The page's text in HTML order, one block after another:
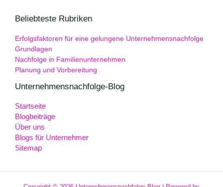
Beliebteste Rubriken
Erfolgsfaktoren für eine gelungene Unternehmensnachfolge
Grundlagen
Nachfolge in Familienunternehmen
Planung und Vorbereitung
Unternehmensnachfolge-Blog
Startseite
Blogbeiträge
Über uns
Blogs für Unternehmer
Sitemap